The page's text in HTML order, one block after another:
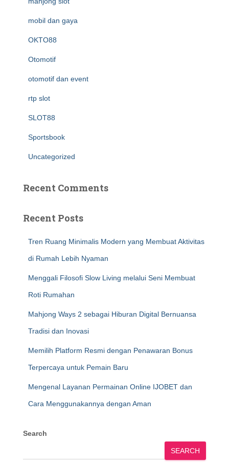
mobil dan gaya
OKTO88
Otomotif
otomotif dan event
rtp slot
SLOT88
Sportsbook
Uncategorized
Recent Comments
Recent Posts
Tren Ruang Minimalis Modern yang Membuat Aktivitas
di Rumah Lebih Nyaman
Menggali Filosofi Slow Living melalui Seni Membuat
Roti Rumahan
Mahjong Ways 2 sebagai Hiburan Digital Bernuansa
Tradisi dan Inovasi
Memilih Platform Resmi dengan Penawaran Bonus
Terpercaya untuk Pemain Baru
Mengenal Layanan Permainan Online IJOBET dan
Cara Menggunakannya dengan Aman
Search
SEARCH